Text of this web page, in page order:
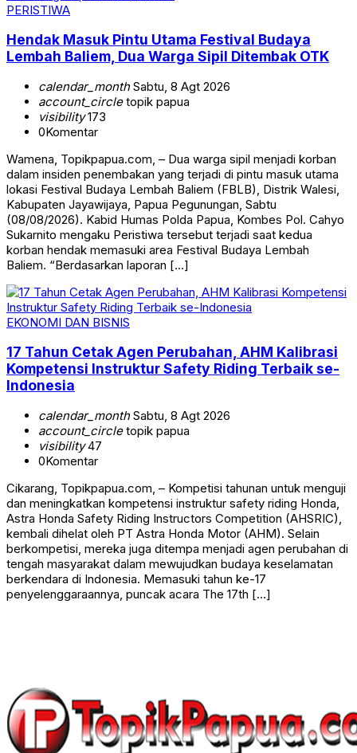
PERISTIWA
Hendak Masuk Pintu Utama Festival Budaya
Lembah Baliem, Dua Warga Sipil Ditembak OTK
calendar_monthSabtu, 8 Agt 2026
account_circletopik papua
visibility173
0Komentar
Wamena, Topikpapua.com, – Dua warga sipil menjadi korban
dalam insiden penembakan yang terjadi di pintu masuk utama
lokasi Festival Budaya Lembah Baliem (FBLB), Distrik Walesi,
Kabupaten Jayawijaya, Papua Pegunungan, Sabtu
(08/08/2026). Kabid Humas Polda Papua, Kombes Pol. Cahyo
Sukarnito mengaku Peristiwa tersebut terjadi saat kedua
korban hendak memasuki area Festival Budaya Lembah
Baliem. “Berdasarkan laporan […]
EKONOMI DAN BISNIS
17 Tahun Cetak Agen Perubahan, AHM Kalibrasi
Kompetensi Instruktur Safety Riding Terbaik se-
Indonesia
calendar_monthSabtu, 8 Agt 2026
account_circletopik papua
visibility47
0Komentar
Cikarang, Topikpapua.com, – Kompetisi tahunan untuk menguji
dan meningkatkan kompetensi instruktur safety riding Honda,
Astra Honda Safety Riding Instructors Competition (AHSRIC),
kembali dihelat oleh PT Astra Honda Motor (AHM). Selain
berkompetisi, mereka juga ditempa menjadi agen perubahan di
tengah masyarakat dalam mewujudkan budaya keselamatan
berkendara di Indonesia. Memasuki tahun ke-17
penyelenggaraannya, puncak acara The 17th […]